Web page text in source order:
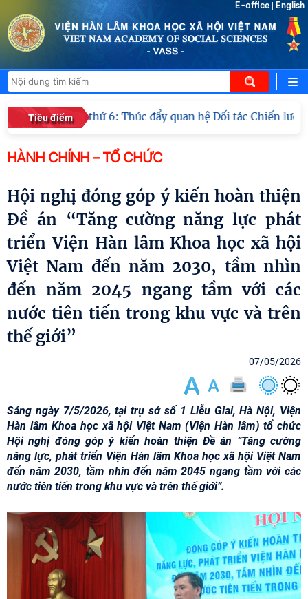
E-office English
Tiêu điểm
– VASS lần thứ 6: Thúc đẩy quan hệ Đối tác Chiến lược
HÀNH CHÍNH – TỔ CHỨC
Hội nghị đóng góp ý kiến hoàn thiện
Đề án “Tăng cường năng lực phát
triển Viện Hàn lâm Khoa học xã hội
Việt Nam đến năm 2030, tầm nhìn
đến năm 2045 ngang tầm với các
nước tiên tiến trong khu vực và trên
thế giới”
07/05/2026
Sáng ngày 7/5/2026, tại trụ sở số 1 Liễu Giai, Hà Nội, Viện
Hàn lâm Khoa học xã hội Việt Nam (Viện Hàn lâm) tổ chức
Hội nghị đóng góp ý kiến hoàn thiện Đề án “Tăng cường
năng lực, phát triển Viện Hàn lâm Khoa học xã hội Việt Nam
đến năm 2030, tầm nhìn đến năm 2045 ngang tầm với các
nước tiên tiến trong khu vực và trên thế giới”.